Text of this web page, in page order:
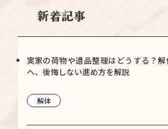
新着記事
実家の荷物や遺品整理はどうする？
へ、後悔しない進め方を解説
解体